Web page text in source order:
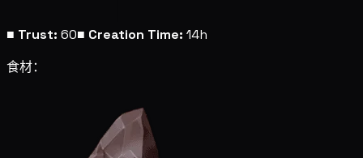
■ Trust: 60■ Creation Time: 14h
食材：